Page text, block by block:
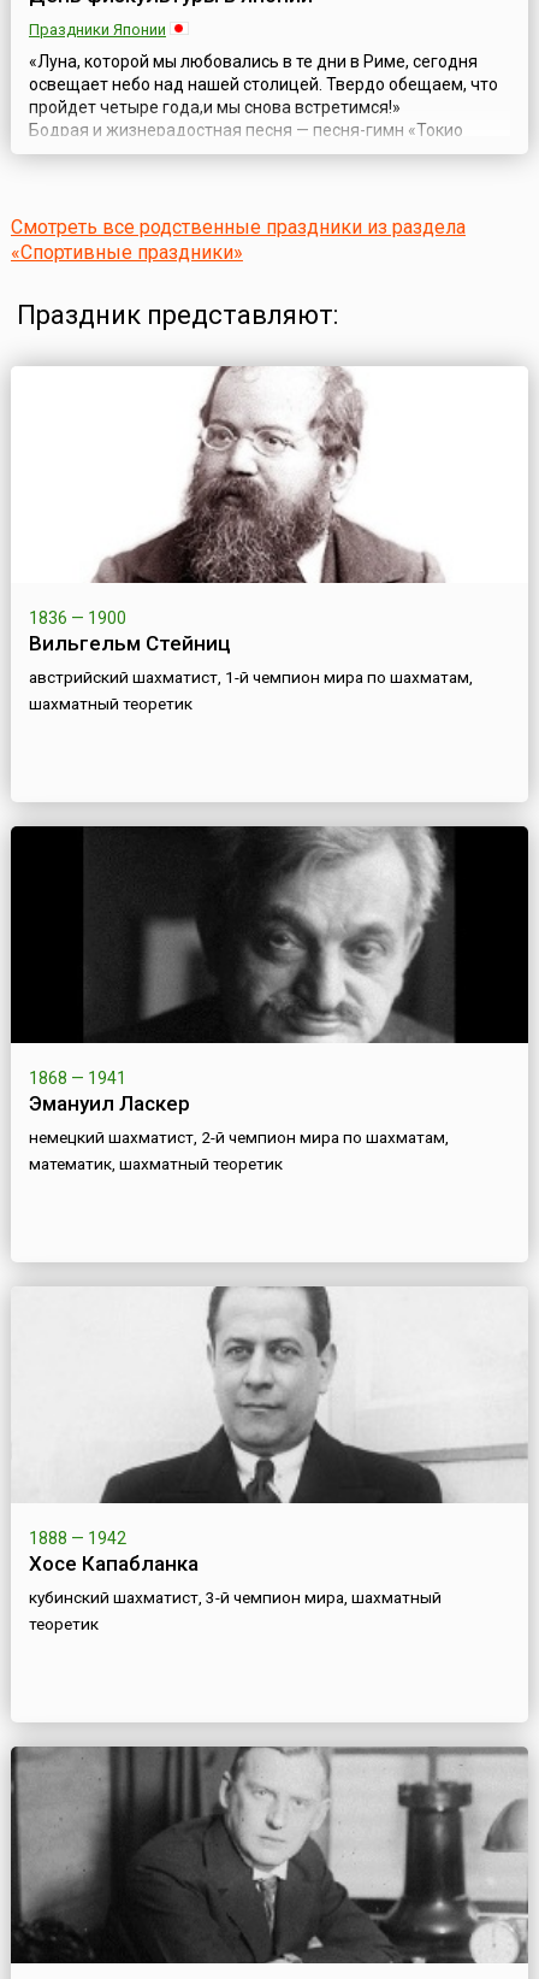
Праздники Японии
«Луна, которой мы любовались в те дни в Риме, сегодня
освещает небо над нашей столицей. Твердо обещаем, что
пройдет четыре года,и мы снова встретимся!»
Бодрая и жизнерадостная песня — песня-гимн «Токио
Горин Ондо», написанная в 1963 году в честь предстоящих
государстве...
Смотреть все родственные праздники из раздела
«Спортивные праздники»
Праздник представляют:
1836 — 1900
Вильгельм Стейниц
австрийский шахматист, 1-й чемпион мира по шахматам,
шахматный теоретик
1868 — 1941
Эмануил Ласкер
немецкий шахматист, 2-й чемпион мира по шахматам,
математик, шахматный теоретик
1888 — 1942
Хосе Капабланка
кубинский шахматист, 3-й чемпион мира, шахматный
теоретик